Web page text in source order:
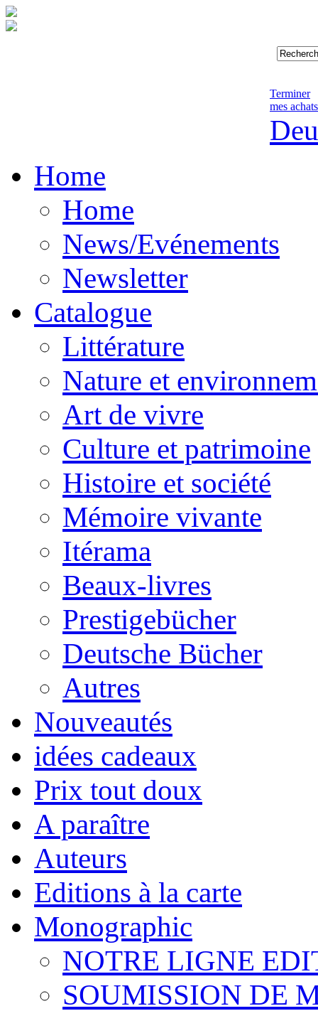
Terminer
mes
Home
Home
News/Evénements
Newsletter
Catalogue
Littérature
Nature et
Art de vivre
Culture et patrimoine
Histoire et société
Mémoire vivante
Itérama
Beaux-livres
Prestigebücher
Deutsche Bücher
Autres
Nouveautés
idées cadeaux
Prix tout doux
A paraître
Auteurs
Editions à la carte
Monographic
NOTRE LIGNE
SOUMISSION DE